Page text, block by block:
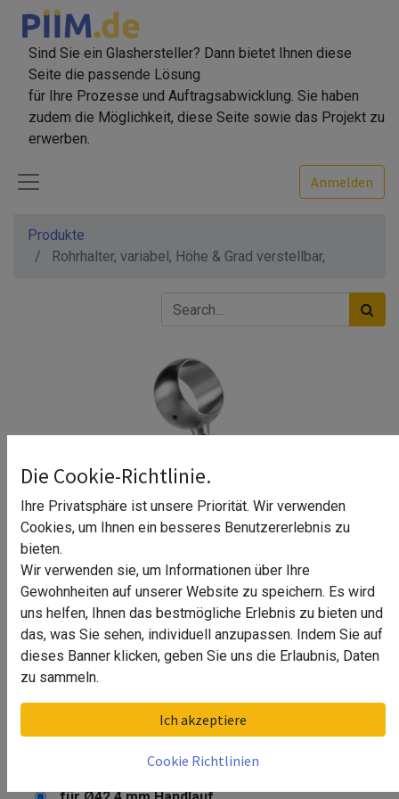
Sind Sie ein Glashersteller? Dann bietet Ihnen diese
Seite die passende Lösung
für Ihre Prozesse und Auftragsabwicklung. Sie haben
zudem die Möglichkeit, diese Seite sowie das Projekt zu
erwerben.
Anmelden
Produkte
Rohrhalter, variabel, Höhe & Grad verstellbar,
Rohrhalter, variabel, Höhe & Grad
verstellbar,
Die Cookie-Richtlinie.
Ihre Privatsphäre ist unsere Priorität. Wir verwenden
Cookies, um Ihnen ein besseres Benutzererlebnis zu
bieten.
Wir verwenden sie, um Informationen über Ihre
Gewohnheiten auf unserer Website zu speichern. Es wird
uns helfen, Ihnen das bestmögliche Erlebnis zu bieten und
das, was Sie sehen, individuell anzupassen. Indem Sie auf
dieses Banner klicken, geben Sie uns die Erlaubnis, Daten
zu sammeln.
Ich akzeptiere
Cookie Richtlinien